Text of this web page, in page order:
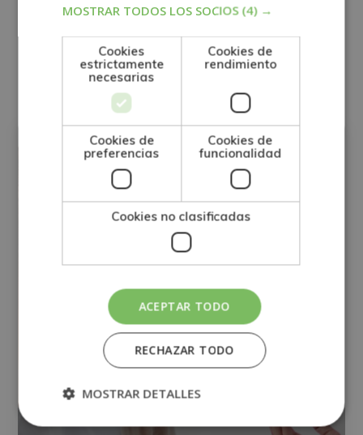
Otras titulaciones
MOSTRAR TODOS LOS SOCIOS (4) →
Cookies
estrictamente
necesarias
Cookies de
rendimiento
Cookies de
preferencias
Cookies de
funcionalidad
Cookies no clasificadas
ACEPTAR TODO
RECHAZAR TODO
MOSTRAR DETALLES